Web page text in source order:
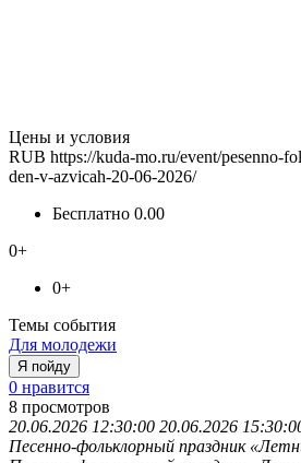
Цены и условия
RUB https://kuda-mo.ru/event/pesenno-
den-v-azvicah-20-06-2026/
Бесплатно 0.00
0+
0+
Темы события
Для молодежи
Я пойду
0 нравится
8 просмотров
20.06.2026 12:30:00 20.06.2026
Песенно-фольклорный праздник